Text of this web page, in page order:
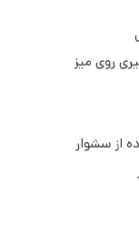
روی میز
از سشوار